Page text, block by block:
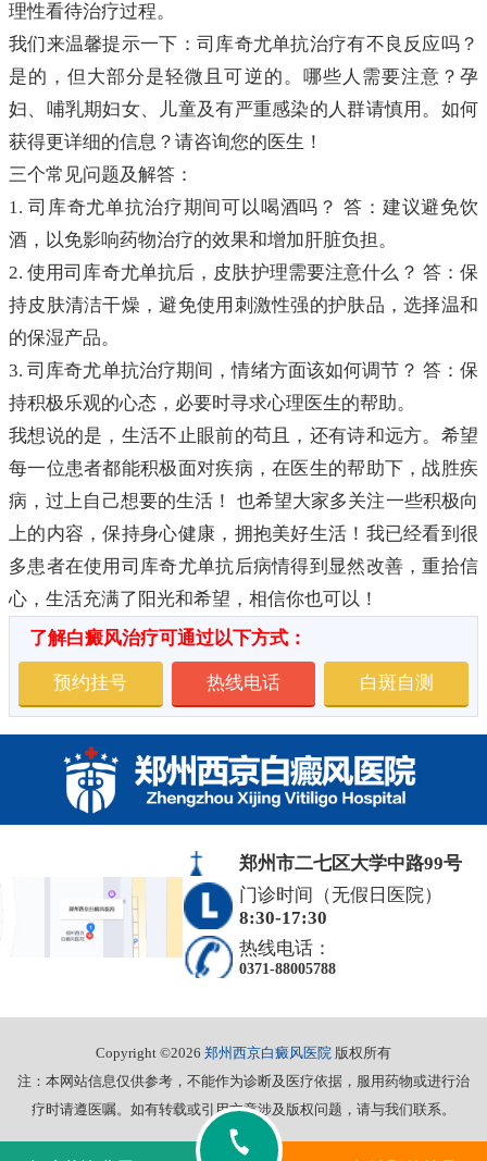
理性看待治疗过程。
我们来温馨提示一下：司库奇尤单抗治疗有不良反应吗？
是的，但大部分是轻微且可逆的。哪些人需要注意？孕
妇、哺乳期妇女、儿童及有严重感染的人群请慎用。如何
获得更详细的信息？请咨询您的医生！
三个常见问题及解答：
1. 司库奇尤单抗治疗期间可以喝酒吗？ 答：建议避免饮
酒，以免影响药物治疗的效果和增加肝脏负担。
2. 使用司库奇尤单抗后，皮肤护理需要注意什么？ 答：保
持皮肤清洁干燥，避免使用刺激性强的护肤品，选择温和
的保湿产品。
3. 司库奇尤单抗治疗期间，情绪方面该如何调节？ 答：保
持积极乐观的心态，必要时寻求心理医生的帮助。
我想说的是，生活不止眼前的苟且，还有诗和远方。希望
每一位患者都能积极面对疾病，在医生的帮助下，战胜疾
病，过上自己想要的生活！ 也希望大家多关注一些积极向
上的内容，保持身心健康，拥抱美好生活！我已经看到很
多患者在使用司库奇尤单抗后病情得到显然改善，重拾信
心，生活充满了阳光和希望，相信你也可以！
了解白癜风治疗可通过以下方式：
预约挂号 热线电话 白斑自测
郑州市二七区大学中路99号
门诊时间（无假日医院）
8:30-17:30
热线电话：
0371-88005788
Copyright ©2026 郑州西京白癜风医院 版权所有
注：本网站信息仅供参考，不能作为诊断及医疗依据，服用药物或进行治
疗时请遵医嘱。如有转载或引用文章涉及版权问题，请与我们联系。